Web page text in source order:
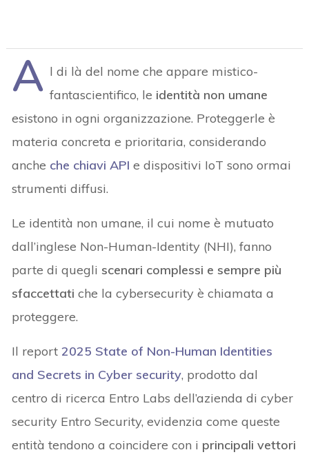
A l di là del nome che appare mistico-
fantascientifico, le identità non umane
esistono in ogni organizzazione. Proteggerle è
materia concreta e prioritaria, considerando
anche che chiavi API e dispositivi IoT sono ormai
strumenti diffusi.
Le identità non umane, il cui nome è mutuato
dall’inglese Non-Human-Identity (NHI), fanno
parte di quegli scenari complessi e sempre più
sfaccettati che la cybersecurity è chiamata a
proteggere.
Il report2025 State of Non-Human Identities
and Secrets in Cyber security, prodotto dal
centro di ricerca Entro Labs dell’azienda di cyber
security Entro Security, evidenzia come queste
entità tendono a coincidere con i principali vettori